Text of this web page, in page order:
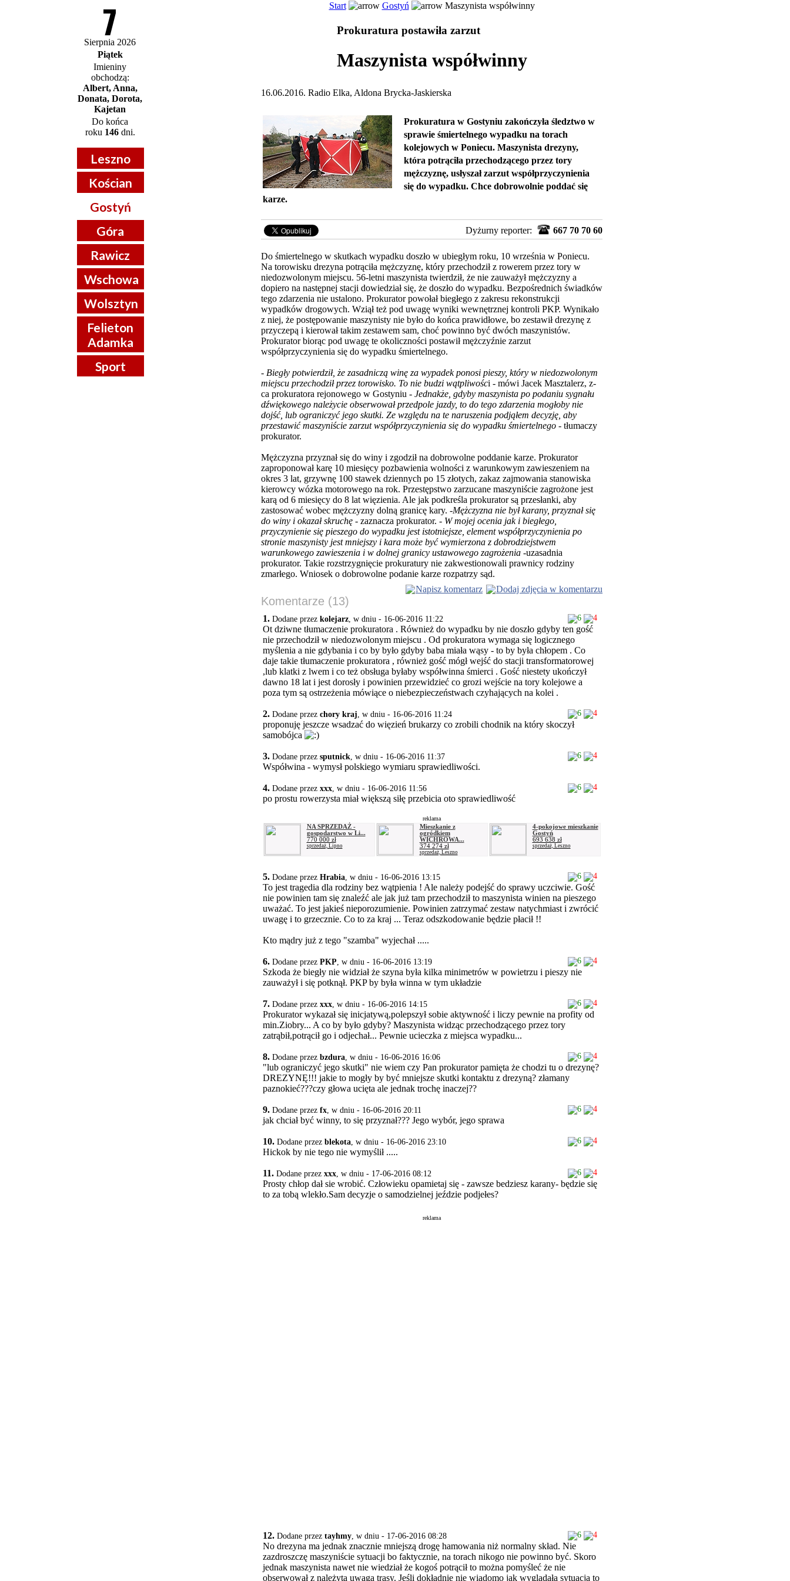
7
Sierpnia 2026
Piątek
Imieniny
obchodzą:
Albert, Anna,
Donata, Dorota,
Kajetan
Do końca
roku 146dni.
Leszno
Kościan
Gostyń
Góra
Rawicz
Wschowa
Wolsztyn
Felieton
Adamka
Sport
Start Gostyń Maszynista współwinny
Prokuratura postawiła zarzut
Maszynista współwinny
16.06.2016. Radio Elka, Aldona Brycka-Jaskierska
Prokuratura w Gostyniu zakończyła śledztwo w
sprawie śmiertelnego wypadku na torach
kolejowych w Poniecu. Maszynista drezyny,
która potrąciła przechodzącego przez tory
mężczyznę, usłyszał zarzut współprzyczynienia
się do wypadku. Chce dobrowolnie poddać się
karze.
Dyżurny reporter: 667 70 70 60
Do śmiertelnego w skutkach wypadku doszło w ubiegłym roku, 10 września w Poniecu.
Na torowisku drezyna potrąciła mężczyznę, który przechodził z rowerem przez tory w
niedozwolonym miejscu. 56-letni maszynista twierdził, że nie zauważył mężczyzny a
dopiero na następnej stacji dowiedział się, że doszło do wypadku. Bezpośrednich świadków
tego zdarzenia nie ustalono. Prokurator powołał biegłego z zakresu rekonstrukcji
wypadków drogowych. Wziął też pod uwagę wyniki wewnętrznej kontroli PKP. Wynikało
z niej, że postępowanie maszynisty nie było do końca prawidłowe, bo zestawił drezynę z
przyczepą i kierował takim zestawem sam, choć powinno być dwóch maszynistów.
Prokurator biorąc pod uwagę te okoliczności postawił mężczyźnie zarzut
współprzyczynienia się do wypadku śmiertelnego.
- Biegły potwierdził, że zasadniczą winę za wypadek ponosi pieszy, który w niedozwolonym
miejscu przechodził przez torowisko. To nie budzi wątpliwości - mówi Jacek Masztalerz, z-
ca prokuratora rejonowego w Gostyniu - Jednakże, gdyby maszynista po podaniu sygnału
dźwiękowego należycie obserwował przedpole jazdy, to do tego zdarzenia mogłoby nie
dojść, lub ograniczyć jego skutki. Ze względu na te naruszenia podjąłem decyzję, aby
przestawić maszyniście zarzut współprzyczynienia się do wypadku śmiertelnego - tłumaczy
prokurator.
Mężczyzna przyznał się do winy i zgodził na dobrowolne poddanie karze. Prokurator
zaproponował karę 10 miesięcy pozbawienia wolności z warunkowym zawieszeniem na
okres 3 lat, grzywnę 100 stawek dziennych po 15 złotych, zakaz zajmowania stanowiska
kierowcy wózka motorowego na rok. Przestępstwo zarzucane maszyniście zagrożone jest
karą od 6 miesięcy do 8 lat więzienia. Ale jak podkreśla prokurator są przesłanki, aby
zastosować wobec mężczyzny dolną granicę kary. -Mężczyzna nie był karany, przyznał się
do winy i okazał skruchę - zaznacza prokurator. - W mojej ocenia jak i biegłego,
przyczynienie się pieszego do wypadku jest istotniejsze, element współprzyczynienia po
stronie maszynisty jest mniejszy i kara może być wymierzona z dobrodziejstwem
warunkowego zawieszenia i w dolnej granicy ustawowego zagrożenia -uzasadnia
prokurator. Takie rozstrzygnięcie prokuratury nie zakwestionowali prawnicy rodziny
zmarłego. Wniosek o dobrowolne podanie karze rozpatrzy sąd.
Napisz komentarz
Dodaj zdjęcia w komentarzu
Komentarze (13)
1. Dodane przez kolejarz, w dniu - 16-06-2016 11:22 6 4
Ot dziwne tłumaczenie prokuratora . Również do wypadku by nie doszło gdyby ten gość
nie przechodził w niedozwolonym miejscu . Od prokuratora wymaga się logicznego
myślenia a nie gdybania i co by było gdyby baba miała wąsy - to by była chłopem . Co
daje takie tłumaczenie prokuratora , również gość mógł wejść do stacji transformatorowej
,lub klatki z lwem i co też obsługa byłaby współwinna śmierci . Gość niestety ukończył
dawno 18 lat i jest dorosły i powinien przewidzieć co grozi wejście na tory kolejowe a
poza tym są ostrzeżenia mówiące o niebezpieczeństwach czyhających na kolei .
2. Dodane przez chory kraj, w dniu - 16-06-2016 11:24 6 4
proponuję jeszcze wsadzać do więzień brukarzy co zrobili chodnik na który skoczył
samobójca
3. Dodane przez sputnick, w dniu - 16-06-2016 11:37 6 4
Współwina - wymysł polskiego wymiaru sprawiedliwości.
4. Dodane przez xxx, w dniu - 16-06-2016 11:56 6 4
po prostu rowerzysta miał większą siłę przebicia oto sprawiedliwość
reklama
NA SPRZEDAŻ -
gospodarstwo w Li...
770 000 zł
sprzedaż, Lipno
Mieszkanie z
ogródkiem
WICHROWA...
374 274 zł
sprzedaż, Leszno
4-pokojowe mieszkanie
Gostyń
693 638 zł
sprzedaż, Leszno
5. Dodane przez Hrabia, w dniu - 16-06-2016 13:15 6 4
To jest tragedia dla rodziny bez wątpienia ! Ale należy podejść do sprawy uczciwie. Gość
nie powinien tam się znaleźć ale jak już tam przechodził to maszynista winien na pieszego
uważać. To jest jakieś nieporozumienie. Powinien zatrzymać zestaw natychmiast i zwrócić
uwagę i to grzecznie. Co to za kraj ... Teraz odszkodowanie będzie płacił !!
Kto mądry już z tego "szamba" wyjechał .....
6. Dodane przez PKP, w dniu - 16-06-2016 13:19 6 4
Szkoda że biegły nie widział że szyna była kilka minimetrów w powietrzu i pieszy nie
zauważył i się potknął. PKP by była winna w tym układzie
7. Dodane przez xxx, w dniu - 16-06-2016 14:15 6 4
Prokurator wykazał się inicjatywą,polepszył sobie aktywność i liczy pewnie na profity od
min.Ziobry... A co by było gdyby? Maszynista widząc przechodzącego przez tory
zatrąbił,potrącił go i odjechał... Pewnie ucieczka z miejsca wypadku...
8. Dodane przez bzdura, w dniu - 16-06-2016 16:06 6 4
"lub ograniczyć jego skutki" nie wiem czy Pan prokurator pamięta że chodzi tu o drezynę?
DREZYNĘ!!! jakie to mogły by być mniejsze skutki kontaktu z drezyną? złamany
paznokieć???czy głowa ucięta ale jednak trochę inaczej??
9. Dodane przez fx, w dniu - 16-06-2016 20:11 6 4
jak chciał być winny, to się przyznał??? Jego wybór, jego sprawa
10. Dodane przez blekota, w dniu - 16-06-2016 23:10 6 4
Hickok by nie tego nie wymyślił .....
11. Dodane przez xxx, w dniu - 17-06-2016 08:12 6 4
Prosty chłop dał sie wrobić. Człowieku opamietaj się - zawsze bedziesz karany- będzie się
to za tobą wlekło.Sam decyzje o samodzielnej jeździe podjełes?
reklama
12. Dodane przez tayhmy, w dniu - 17-06-2016 08:28 6 4
No drezyna ma jednak znacznie mniejszą drogę hamowania niż normalny skład. Nie
zazdroszczę maszyniście sytuacji bo faktycznie, na torach nikogo nie powinno być. Skoro
jednak maszynista nawet nie wiedział że kogoś potrącił to można pomyśleć że nie
obserwował z należytą uwagą trasy. Jeśli dokładnie nie wiadomo jak wyglądała sytuacja to